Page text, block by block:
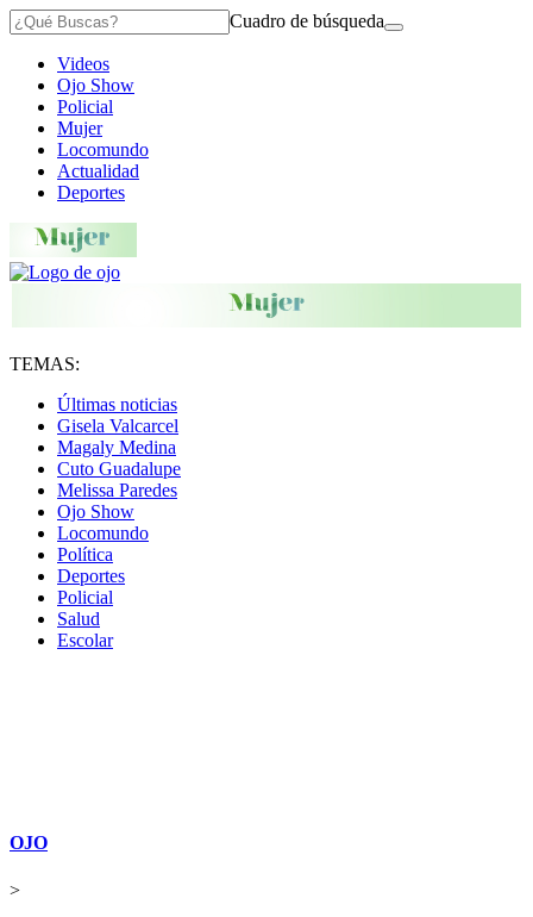
Cuadro de búsqueda
Videos
Ojo Show
Policial
Mujer
Locomundo
Actualidad
Deportes
TEMAS:
Últimas noticias
Gisela Valcarcel
Magaly Medina
Cuto Guadalupe
Melissa Paredes
Ojo Show
Locomundo
Política
Deportes
Policial
Salud
Escolar
OJO
>